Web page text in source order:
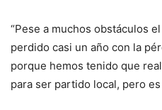
“Pese a muchos obstáculos
perdido casi un año con la
porque hemos tenido que
para ser partido local, pero